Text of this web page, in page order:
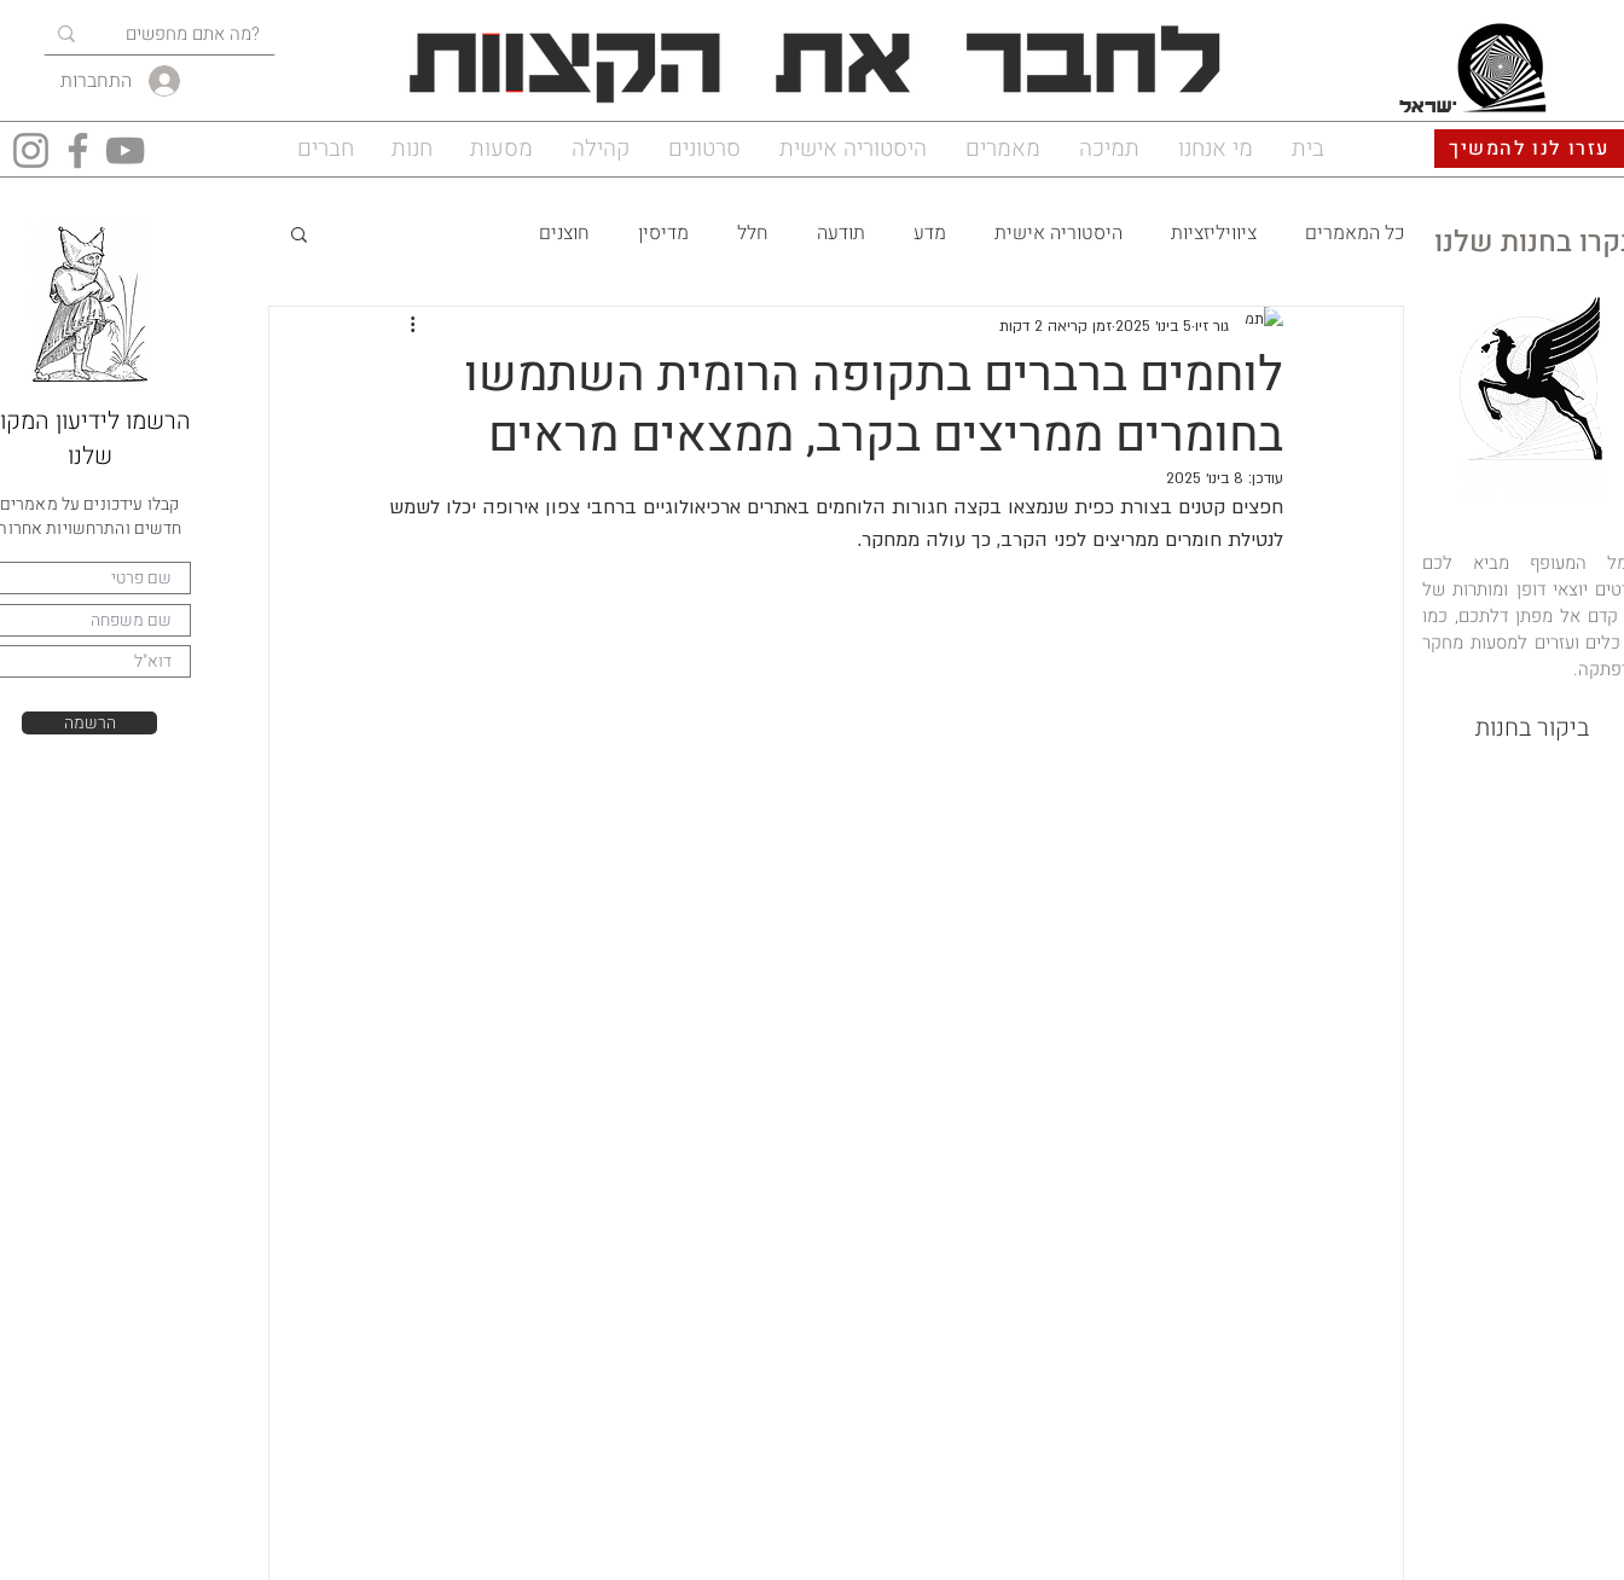
התחברות
ישראל
עזרו לנו להמשיך בית מי אנחנו תמיכה מאמרים היסטוריה אישית סרטונים קהילה מסעות חנות חברים
הרשמו לידיעון
שלנו
קבלו עידכונים על מאמרים
חדשים והתרחשויות
הרשמה
כל המאמרים ציוויליזציות היסטוריה אישית מדע תודעה חלל מדיסין חוצנים
לוחמים ברברים בתקופה הרומית השתמשו
בחומרים ממריצים בקרב, ממצאים מראים
גור זיו 5 בינו׳ 2025 זמן קריאה 2 דקות
עודכן: 8 בינו׳ 2025
לנטילת חומרים ממריצים לפני הקרב, כך עולה ממחקר.
בחנות שלנו
המעופף מביא לכם
יוצאי דופן ומותרות של
קדם אל מפתן דלתכם, כמו
ועזרים למסעות מחקר
ביקור בחנות